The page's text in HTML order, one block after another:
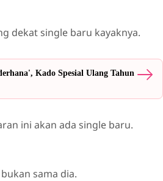
dekat single baru kayaknya.
Kado Spesial Ulang Tahun
ini akan ada single baru.
sama dia.